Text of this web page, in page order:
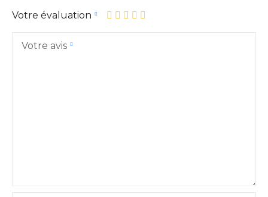
Votre évaluation
Votre avis